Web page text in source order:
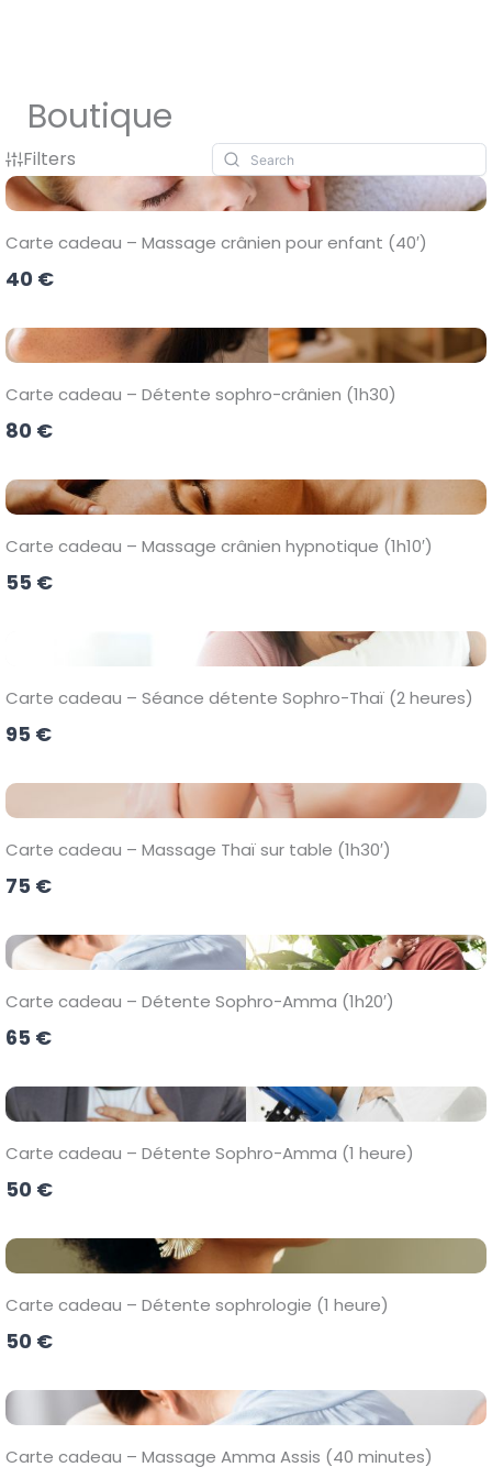
Boutique
Filters
Carte cadeau – Massage crânien pour enfant (40′)
40 €
Carte cadeau – Détente sophro-crânien (1h30)
80 €
Carte cadeau – Massage crânien hypnotique (1h10′)
55 €
Carte cadeau – Séance détente Sophro-Thaï (2 heures)
95 €
Carte cadeau – Massage Thaï sur table (1h30′)
75 €
Carte cadeau – Détente Sophro-Amma (1h20′)
65 €
Carte cadeau – Détente Sophro-Amma (1 heure)
50 €
Carte cadeau – Détente sophrologie (1 heure)
50 €
Carte cadeau – Massage Amma Assis (40 minutes)